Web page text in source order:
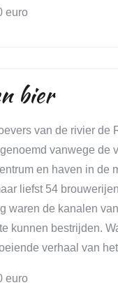
euro
bier
van de rivier de
vanwege de
en haven in de
liefst 54
waren de kanalen
kunnen bestrijden.
verhaal van
euro